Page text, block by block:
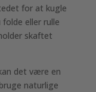
for at kugle
eller rulle
skaftet
det være en
naturlige